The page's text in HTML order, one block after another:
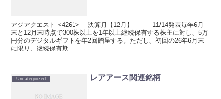
アジアクエスト <4261> 決算月【12月】 11/14発表毎年6月
末と12月末時点で300株以上を1年以上継続保有する株主に対し、5万
円分のデジタルギフトを年2回贈呈する。ただし、初回の26年6月末
に限り、継続保有期...
Uncategorized レアアース関連銘柄